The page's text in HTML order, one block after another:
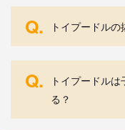
Q. トイプードル
Q.
トイプードル
る？